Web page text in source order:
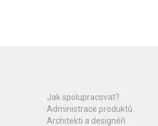
Jak spolupracovat?
Administrace produktů
Architekti a designéři